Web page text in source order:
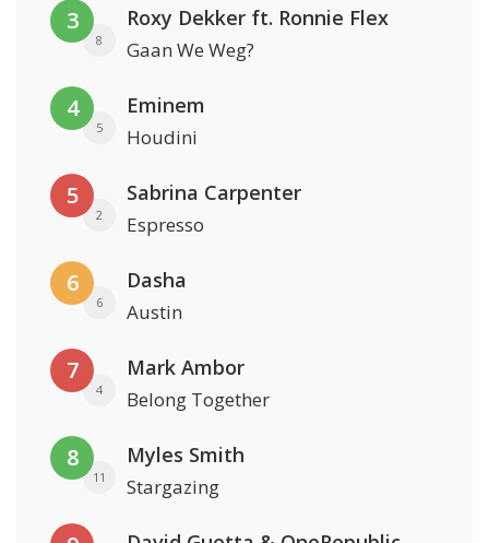
3
8
Roxy Dekker ft. Ronnie Flex
Gaan We Weg?
4
5
Eminem
Houdini
5
2
Sabrina Carpenter
Espresso
6
6
Dasha
Austin
7
4
Mark Ambor
Belong Together
8
11
Myles Smith
Stargazing